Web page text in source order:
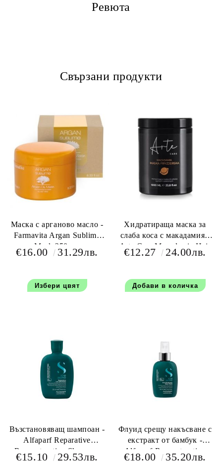
Ревюта
Свързани продукти
Маска с арганово масло -
Farmavita Argan Sublime
Mask 250 мл
€16.00 31.29лв.
Избери цвят
Хидратираща маска за
слаба коса с макадамия -
Arte Care Macadamia Hair
Mask 1000 мл
€12.27 24.00лв.
Възстановяващ шампоан -
Alfaparf Reparative
Reconstruction Shampoo
€15.10 29.53лв.
Флуид срещу накъсване с
екстракт от бамбук -
Alfaparf Reconstruction
€18.00 35.20лв.